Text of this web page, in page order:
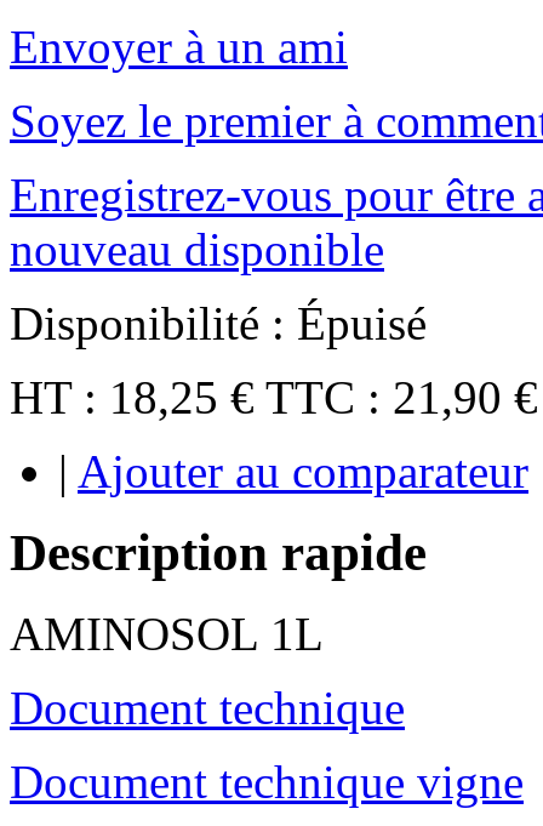
Envoyer à un ami
Soyez le premier à
Enregistrez-vous pour être
nouveau disponible
Disponibilité : Épuisé
HT : 18,25 € TTC : 21,90 €
| Ajouter au comparateur
Description rapide
AMINOSOL 1L
Document technique
Document technique vigne